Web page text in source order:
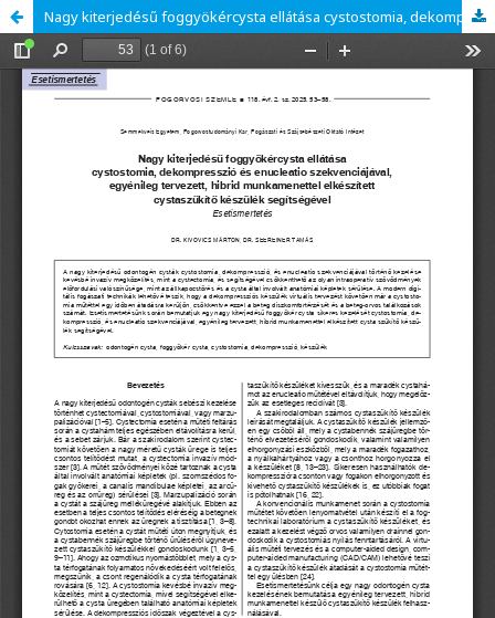
Nagy kiterjedésű foggyökércysta ellátása cystostomia, dekompresszió és enucleatio szekvenciájával, egyénileg tervezett, hibrid munkamenettel elkészített cystaszűkítő készülék segítségével